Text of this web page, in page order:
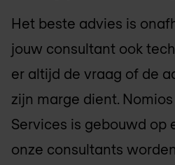
Het beste advies is
jouw consultant ook
er altijd de vraag of de
zijn marge dient.
Services is gebouwd op
onze consultants